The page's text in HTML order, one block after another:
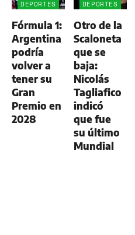
DEPORTES
Fórmula 1:
Argentina
podría
volver a
tener su
Gran
Premio en
2028
DEPORTES
Otro de la
Scaloneta
que se
baja:
Nicolás
Tagliafico
indicó
que fue
su último
Mundial